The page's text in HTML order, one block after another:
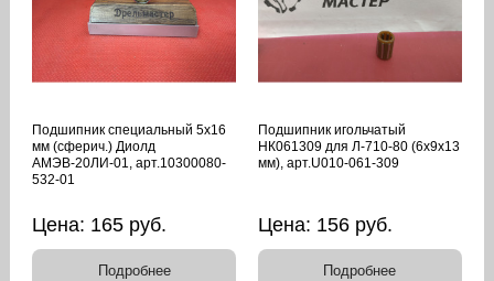
Подшипник специальный 5х16
мм (сферич.) Диолд
АМЭВ-20ЛИ-01, арт.10300080-
532-01
Цена: 165 руб.
Подробнее
Подшипник игольчатый
НК061309 для Л-710-80 (6х9х13
мм), арт.U010-061-309
Цена: 156 руб.
Подробнее